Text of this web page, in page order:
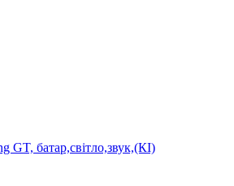
батар,світло,звук,(КІ)